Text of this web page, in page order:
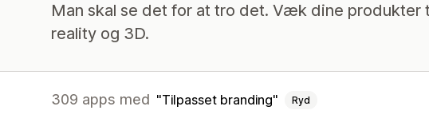
Man skal se det for at tro det. Væk dine produkter
reality og 3D.
309 apps med Tilpasset branding Ryd